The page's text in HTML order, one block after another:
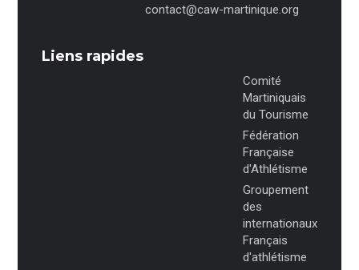
contact@caw-martinique.org
Liens rapides
Comité
Martiniquais
du Tourisme
Fédération
Française
d'Athlétisme
Groupement
des
internationaux
Français
d'athlétisme